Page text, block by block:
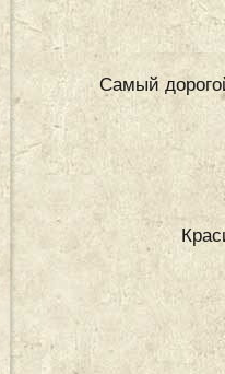
Самый